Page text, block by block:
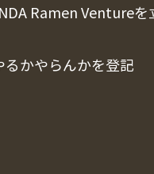
Ramen Ventureを
かやらんかを登記